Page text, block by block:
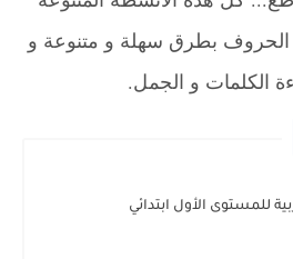
الحروف بطرق سهلة و متنوعة و
الكلمات و الجمل.
للمستوى الأول ابتدائي